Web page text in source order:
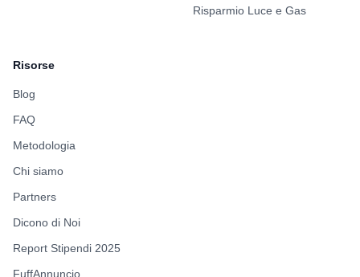
Risparmio Luce e Gas
Risorse
Blog
FAQ
Metodologia
Chi siamo
Partners
Dicono di Noi
Report Stipendi 2025
FuffAnnuncio